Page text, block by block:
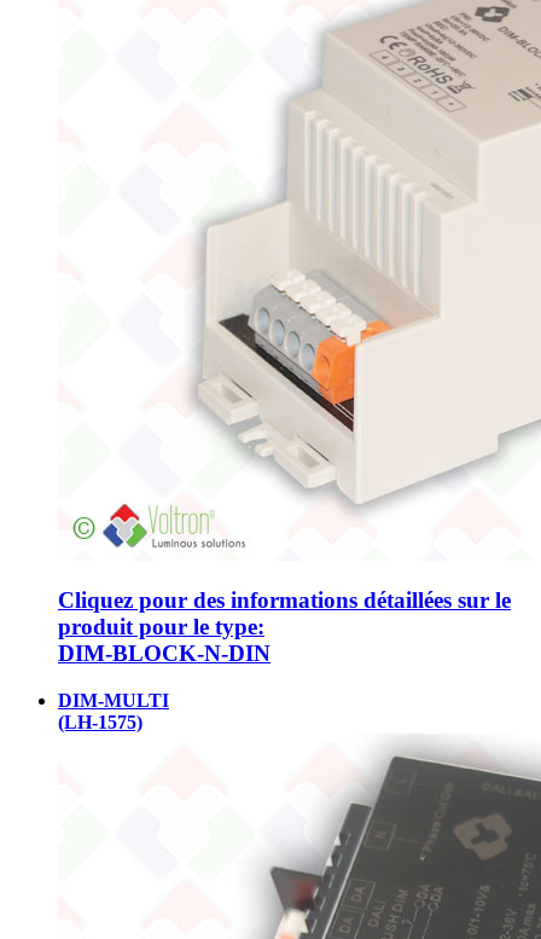
Cliquez pour des informations détaillées sur le
produit pour le type:
DIM-BLOCK-N-DIN
DIM-MULTI
(LH-1575)